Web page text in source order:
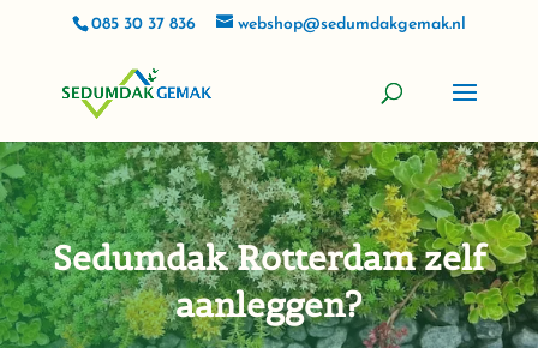
085 30 37 836 webshop@sedumdakgemak.nl
Sedumdak Rotterdam zelf
aanleggen?